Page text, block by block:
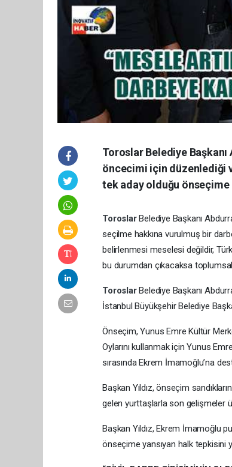
Toroslar Belediye Başkanı
öncecimi için düzenlediği
tek aday olduğu önseçime
Toroslar Belediye Başkanı
seçilme hakkına vurulmuş bir
belirlenmesi meselesi değildir,
bu durumdan çıkacaksa
Toroslar Belediye Başkanı
İstanbul Büyükşehir Belediye
Önseçim, Yunus Emre Kültür
Oylarını kullanmak için Yunus
sırasında Ekrem İmamoğlu’na
Başkan Yıldız, önseçim
gelen yurttaşlarla son gelişmeler
Başkan Yıldız, Ekrem İmamoğlu
önseçime yansıyan halk tepkisini